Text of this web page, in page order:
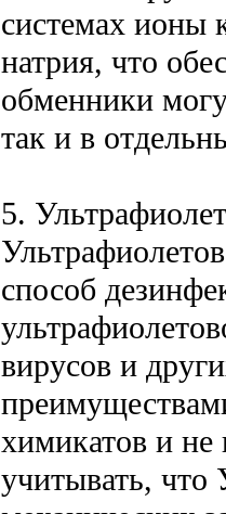
системах ионы
натрия, что
обменники
так и в
5.
способ
вирусов и
химикатов и не
учитывать,